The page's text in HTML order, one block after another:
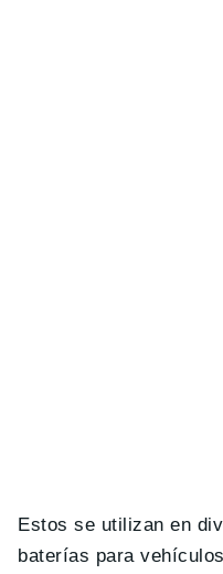
Estos se utilizan en
baterías para